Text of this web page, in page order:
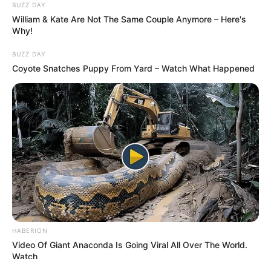
BUZZ DAY
William & Kate Are Not The Same Couple Anymore – Here's
Why!
BUZZ DAY
Coyote Snatches Puppy From Yard – Watch What Happened
HABERION
Video Of Giant Anaconda Is Going Viral All Over The World.
Watch